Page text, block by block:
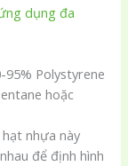
dụng đa
95% Polystyrene
hoặc
nhựa này
để định hình